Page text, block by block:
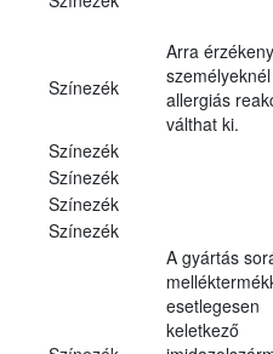
Színezék
Arra érzékeny
személyeknél
allergiás
válthat ki.
Színezék
Színezék
Színezék
Színezék
A gyártás
esetlegesen
keletkező